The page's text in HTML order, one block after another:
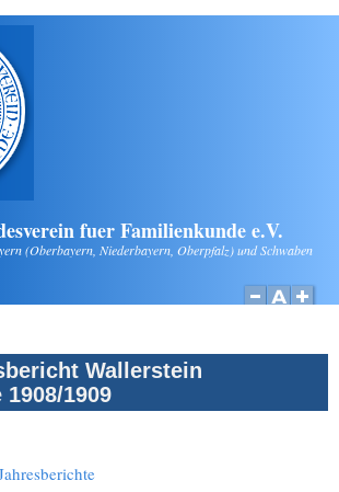
fuer Familienkunde e.V.
(Oberbayern, Niederbayern, Oberpfalz) und Schwaben
Wallerstein
1909